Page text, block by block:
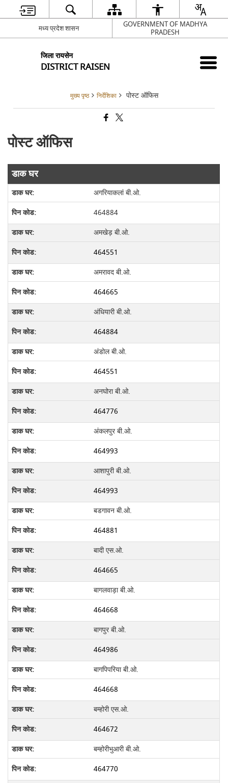
मध्य प्रदेश शासन
GOVERNMENT OF MADHYA
PRADESH
जिला रायसेन
DISTRICT RAISEN
मुख्य पृष्ठ निर्देशिका पोस्ट ऑफिस
पोस्ट ऑफिस
डाक घर
अगरियाकलां बी.ओ.
464884
अमखेड़ बी.ओ.
464551
अमरावद बी.ओ.
464665
अंधियारी बी.ओ.
464884
अंडोल बी.ओ.
464551
अनघोरा बी.ओ.
464776
अंकलपुर बी.ओ.
464993
आशापुरी बी.ओ.
464993
बडगावन बी.ओ.
464881
बादी एस.ओ.
464665
बागलवाड़ा बी.ओ.
464668
बागपुर बी.ओ.
464986
बागपिपरिया बी.ओ.
464668
बम्होरी एस.ओ.
464672
बम्होरीभुआरी बी.ओ.
464770